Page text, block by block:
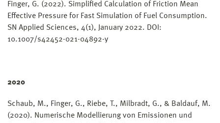
Finger, G. (2022). Simplified Calculation of Friction Mean
Effective Pressure for Fast Simulation of Fuel Consumption.
SN Applied Sciences, 4(1), January 2022. DOI:
10.1007/s42452-021-04892-y
2020
Schaub, M., Finger, G., Riebe, T., Milbradt, G., & Baldauf, M.
(2020). Numerische Modellierung von Emissionen und